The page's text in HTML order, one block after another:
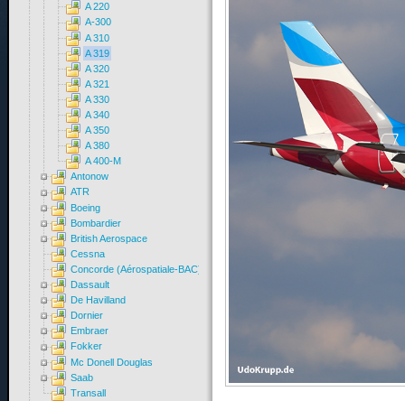
A 220
A-300
A 310
A 319
A 320
A 321
A 330
A 340
A 350
A 380
A 400-M
Antonow
ATR
Boeing
Bombardier
British Aerospace
Cessna
Concorde (Aérospatiale-BAC)
Dassault
De Havilland
Dornier
Embraer
Fokker
Mc Donell Douglas
Saab
Transall